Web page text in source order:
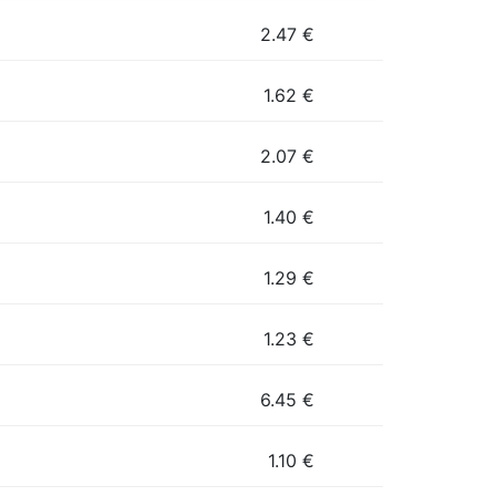
2.47 €
1.62 €
2.07 €
1.40 €
1.29 €
1.23 €
6.45 €
1.10 €